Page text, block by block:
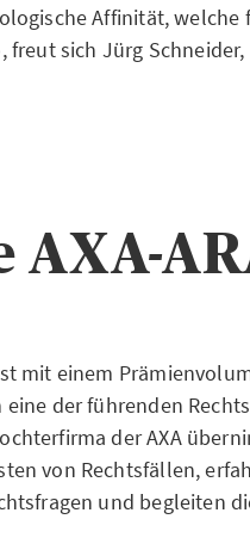
Affinität,
sich Jürg Schneider,
AXA-
ist mit einem
der führenden
der AXA
von Rechtsfällen,
und begleiten